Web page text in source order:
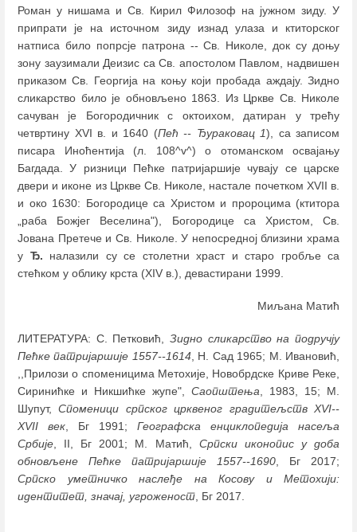
Роман у нишама и Св. Кирил Филозоф на јужном зиду. У
припрати је на источном зиду изнад улаза и ктиторског
натписа било попрсје патрона -- Св. Николе, док су доњу
зону заузимали Деизис са Св. апостолом Павлом, надвишен
приказом Св. Георгија на коњу који пробада аждају. Зидно
сликарство било је обновљено 1863. Из Цркве Св. Николе
сачуван је Богородичник с октоихом, датиран у трећу
четвртину XVI в. и 1640 (Пећ -- Ђураковац 1), са записом
писара Иноћентија (л. 108^v^) о отоманском освајању
Багдада. У ризници Пећке патријаршије чувају се царске
двери и иконе из Цркве Св. Николе, настале почетком XVII в.
и око 1630: Богородице са Христом и пророцима (ктитора
„раба Божјег Веселина"), Богородице са Христом, Св.
Јована Претече и Св. Николе. У непосредној близини храма
у Ђ. налазили су се столетни храст и старо гробље са
стећком у облику крста (XIV в.), девастирани 1999.
Миљана Матић
ЛИТЕРАТУРА: С. Петковић, Зидно сликарство на подручју
Пећке патријаршије 1557--1614, Н. Сад 1965; М. Ивановић,
,,Прилози о споменицима Метохије, Новобрдске Криве Реке,
Сиринићке и Никшићке жупе", Саопштења, 1983, 15; М.
Шупут,Споменици српског црквеног градитељств XVI--
XVII век, Бг 1991; Географска енциклопедија насеља
Србије, II, Бг 2001; M. Матић, Српски иконопис у доба
обновљене Пећке патријаршије 1557--1690, Бг 2017;
Српско уметничко наслеђе на Косову и Метохији:
идентитет, значај, угроженост, Бг 2017.